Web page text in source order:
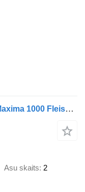
Hangler Thermoanhänger Carrier Maxima 1000 Fleischgehänge 4.830 H
Asu skaits 2